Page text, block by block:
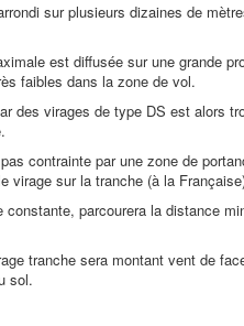
sur plusieurs dizaines de
est diffusée sur une grande
faibles dans la zone de vol.
des virages de type DS est alors
contrainte par une zone de
virage sur la tranche (à la
parcourera la distance
tranche sera montant vent de
sol.